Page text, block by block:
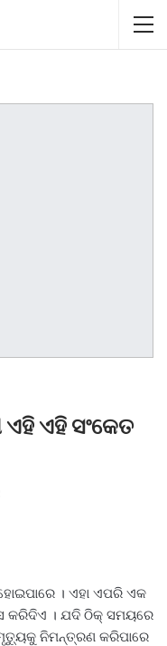
ଏହି ସଂକେତ
। ଏହା ଏପରି ଏକ
କରିଦିଏ । ଯଦି ଠିକ୍ ସମୟରେ
ନିମନ୍ତ୍ରଣ କରିପାରେ